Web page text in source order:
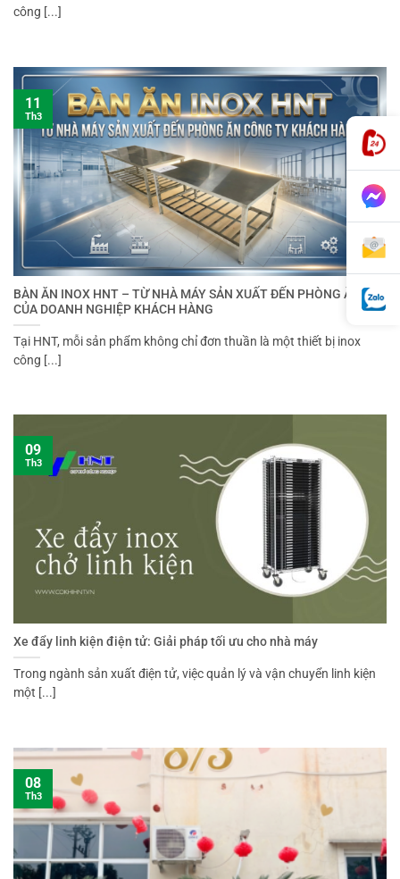
công [...]
BÀN ĂN INOX HNT – TỪ NHÀ MÁY SẢN XUẤT ĐẾN PHÒNG ĂN
CỦA DOANH NGHIỆP KHÁCH HÀNG
Tại HNT, mỗi sản phẩm không chỉ đơn thuần là một thiết bị inox
công [...]
11
Th3
Xe đẩy linh kiện điện tử: Giải pháp tối ưu cho nhà máy
Trong ngành sản xuất điện tử, việc quản lý và vận chuyển linh kiện
một [...]
09
Th3
08
Th3